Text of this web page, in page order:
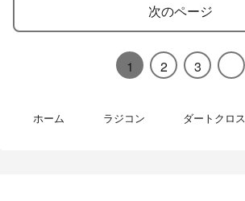
次のページ
1 2 3
ホーム ラジコン ダートクロス